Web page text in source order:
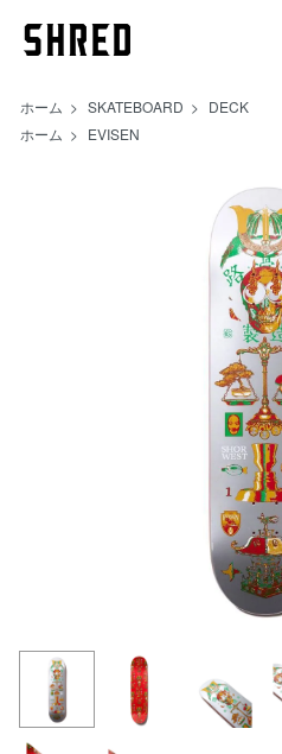
ホーム > SKATEBOARD > DECK
ホーム > EVISEN